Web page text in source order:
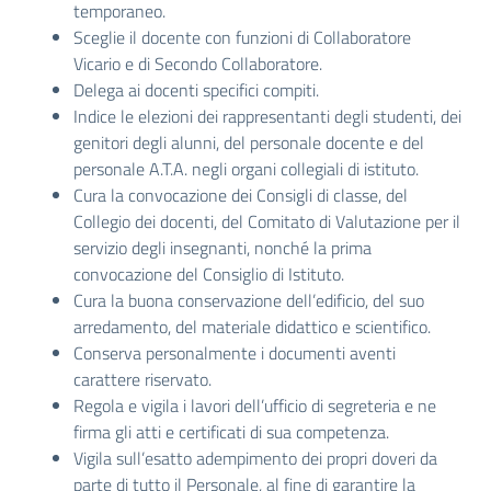
temporaneo.
Sceglie il docente con funzioni di Collaboratore
Vicario e di Secondo Collaboratore.
Delega ai docenti specifici compiti.
Indice le elezioni dei rappresentanti degli studenti, dei
genitori degli alunni, del personale docente e del
personale A.T.A. negli organi collegiali di istituto.
Cura la convocazione dei Consigli di classe, del
Collegio dei docenti, del Comitato di Valutazione per il
servizio degli insegnanti, nonché la prima
convocazione del Consiglio di Istituto.
Cura la buona conservazione dell’edificio, del suo
arredamento, del materiale didattico e scientifico.
Conserva personalmente i documenti aventi
carattere riservato.
Regola e vigila i lavori dell’ufficio di segreteria e ne
firma gli atti e certificati di sua competenza.
Vigila sull’esatto adempimento dei propri doveri da
parte di tutto il Personale, al fine di garantire la